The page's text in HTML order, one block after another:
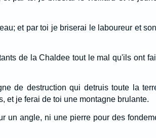
et par toi je briserai le laboureur et
de la Chaldee tout le mal qu'ils ont
de destruction qui detruis toute la
et je ferai de toi une montagne brulante.
un angle, ni une pierre pour des